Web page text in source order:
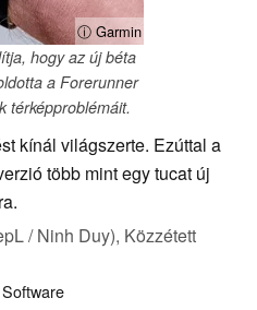
ⓘ Garmin
hogy az új béta
a Forerunner
térképproblémáit.
kínál világszerte. Ezúttal a
több mint egy tucat új
/ Ninh Duy), Közzétett
Software